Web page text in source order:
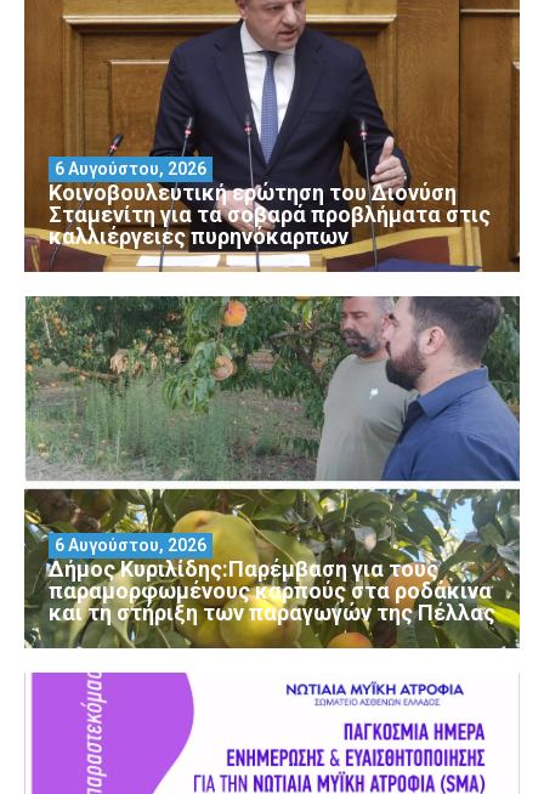
Κοινοβουλευτική ερώτηση του Διονύση
Σταμενίτη για τα σοβαρά προβλήματα στις
καλλιέργειες πυρηνόκαρπων
6 Αυγούστου, 2026
Δήμος Κυριλίδης:Παρέμβαση για τους
παραμορφωμένους καρπούς στα ροδάκινα
και τη στήριξη των παραγωγών της Πέλλας
6 Αυγούστου, 2026